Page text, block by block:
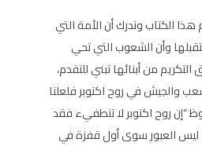
الكتاب وندرك أن الأمة التي
وأن الشعوب التي تحي
من أبنائها تبني للتقدم،
والجيش في روح اكتوبر فلعلنا
“إن روح اكتوبر لا تنطفيء فقد
ليس العبور سوى أول قفزة في